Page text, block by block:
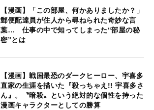
【漫画】「この部屋、何かありましたか？」
郵便配達員が住人から尋ねられた奇妙な言
葉… 仕事の中で知ってしまった“部屋の秘
密”とは
【漫画】戦国最恐のダークヒーロー、宇喜多
直家の生涯を描いた『殺っちゃえ!! 宇喜多さ
ん』。〝暗殺〟という絶対的な個性を持った
漫画キャラクターとしての勝算